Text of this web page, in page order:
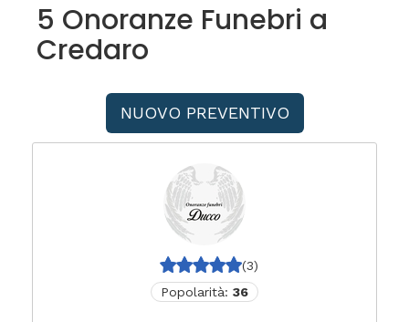
5 Onoranze Funebri a
Credaro
NUOVO PREVENTIVO
(3)
Popolarità: 36